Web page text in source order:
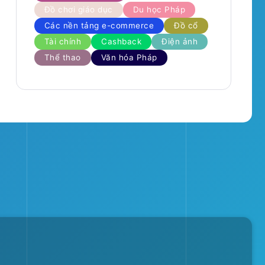
Đồ chơi giáo dục
Du học Pháp
Các nền tảng e-commerce
Đồ cổ
Tài chính
Cashback
Điện ảnh
Thể thao
Văn hóa Pháp